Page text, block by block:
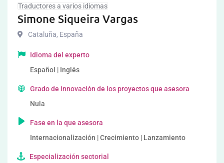
Traductores a varios idiomas
Simone Siqueira Vargas
Cataluña, España
Idioma del experto
Español | Inglés
Grado de innovación de los proyectos que asesora
Nula
Fase en la que asesora
Internacionalización | Crecimiento | Lanzamiento
Especialización sectorial